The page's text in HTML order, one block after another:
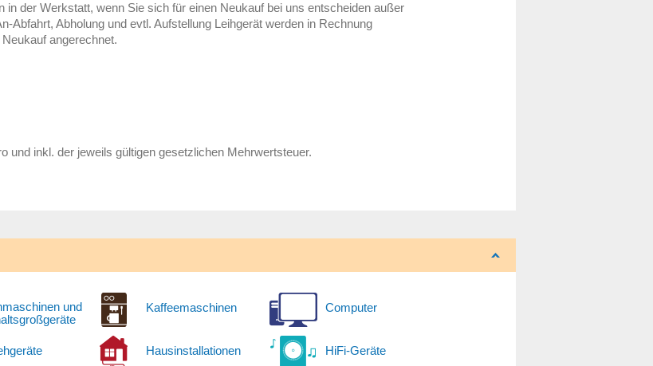
der Werkstatt, wenn Sie sich für einen Neukauf bei uns entscheiden außer
Abfahrt, Abholung und evtl. Aufstellung Leihgerät werden in Rechnung
angerechnet.
und inkl. der jeweils gültigen gesetzlichen Mehrwertsteuer.
und
Kaffeemaschinen Computer
Hausinstallationen HiFi-Geräte